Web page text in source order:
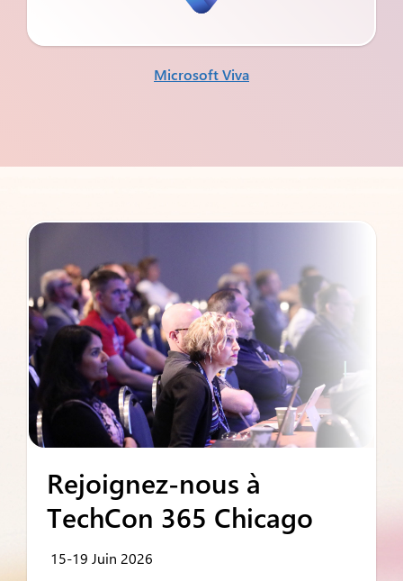
Microsoft Viva
Rejoignez-nous à
TechCon 365 Chicago
15-19 Juin 2026